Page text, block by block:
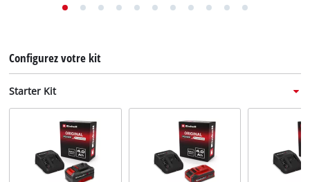
Configurez votre kit
Starter Kit